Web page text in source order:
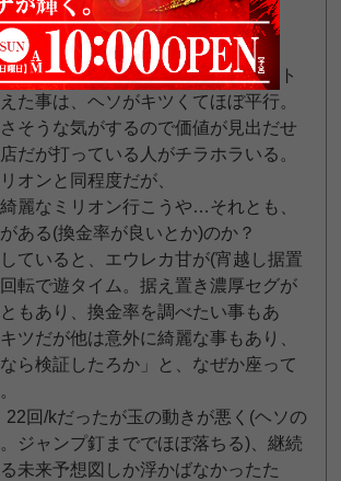
(；´Д｀)
ス調整がある台無い台。どのレート
た事は、ヘソがキツくてほぼ平行。
そうな気がするので価値が見出だせ
だが打っている人がチラホラいる。
オンと同程度だが、
麗なミリオン行こうや…それとも、
ある(換金率が良いとか)のか？
ていると、エウレカ甘が(宵越し据置
転で遊タイム。据え置き濃厚セグが
もあり、換金率を調べたい事もあ
ツだが他は意外に綺麗な事もあり、
なら検証したろか」と、なぜか座って
22回/kだったが玉の動きが悪く(ヘソの
。ジャンプ釘まででほぼ落ちる)、継続
未来予想図しか浮かばなかったた